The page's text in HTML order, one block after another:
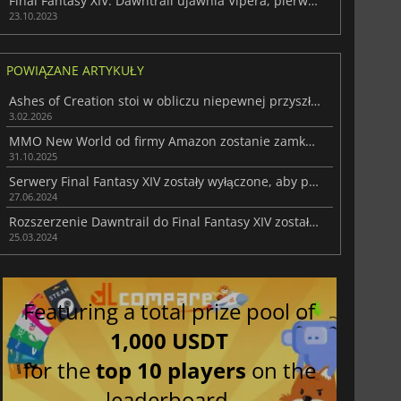
23.10.2023
POWIĄZANE ARTYKUŁY
Ashes of Creation stoi w obliczu niepewnej przyszłości po odejściu liderów
3.02.2026
MMO New World od firmy Amazon zostanie zamknięte w przyszłym roku
31.10.2025
Serwery Final Fantasy XIV zostały wyłączone, aby przygotować się do premiery Dawntrail
27.06.2024
Rozszerzenie Dawntrail do Final Fantasy XIV zostało opóźnione z powodu... Elden Ring
25.03.2024
Featuring a total prize pool of
1,000 USDT
for thetop 10 players on the